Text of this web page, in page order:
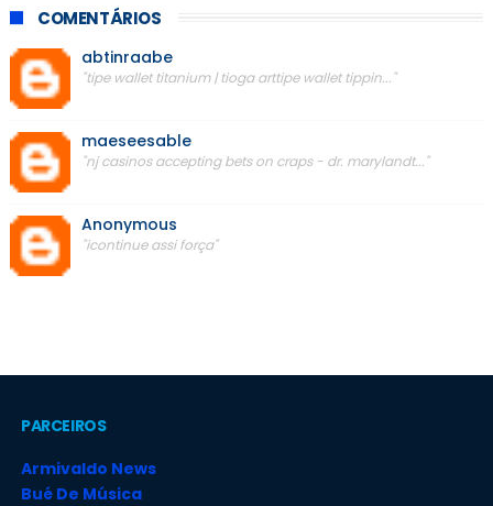
COMENTÁRIOS
abtinraabe
"tipe wallet titanium | tioga arttipe wallet tippin..."
maeseesable
"nj casinos accepting bets on craps - dr. marylandt..."
Anonymous
"icontinue assi força"
PARCEIROS
Armivaldo News
Bué De Música